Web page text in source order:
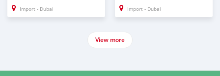
Import - Dubai Import - Dubai
View more